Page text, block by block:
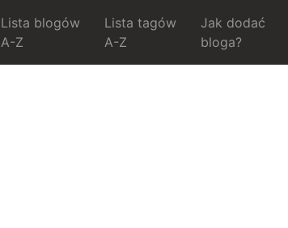
Lista blogów
A-Z
Lista tagów
A-Z
Jak dodać
bloga?